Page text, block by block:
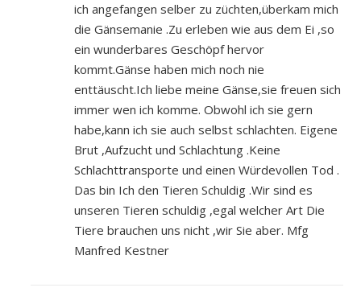
ich angefangen selber zu züchten,überkam mich
die Gänsemanie .Zu erleben wie aus dem Ei ,so
ein wunderbares Geschöpf hervor
kommt.Gänse haben mich noch nie
enttäuscht.Ich liebe meine Gänse,sie freuen sich
immer wen ich komme. Obwohl ich sie gern
habe,kann ich sie auch selbst schlachten. Eigene
Brut ,Aufzucht und Schlachtung .Keine
Schlachttransporte und einen Würdevollen Tod .
Das bin Ich den Tieren Schuldig .Wir sind es
unseren Tieren schuldig ,egal welcher Art Die
Tiere brauchen uns nicht ,wir Sie aber. Mfg
Manfred Kestner